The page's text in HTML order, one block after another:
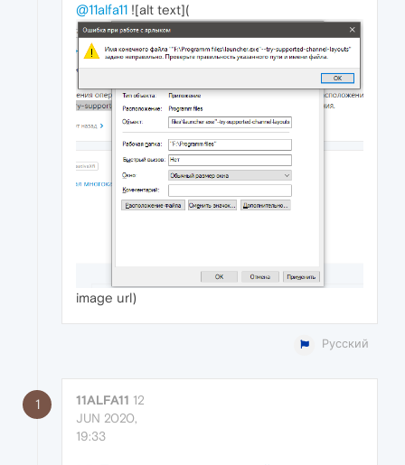
@11alfa11 ![alt text](
image url)
Русский
1 11ALFA11 12
JUN 2020,
19:33